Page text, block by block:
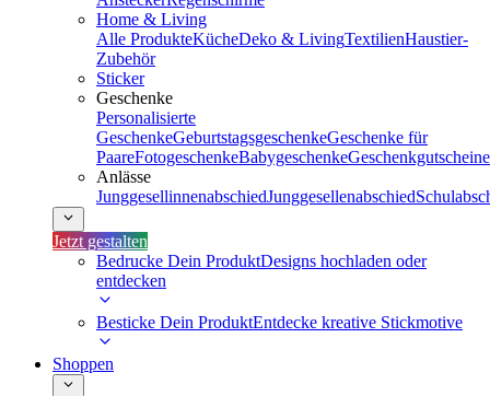
Home & Living
Alle ProdukteKücheDeko & LivingTextilienHaustier-
Zubehör
Sticker
Geschenke
Personalisierte
GeschenkeGeburtstagsgeschenkeGeschenke für
PaareFotogeschenkeBabygeschenkeGeschenkgutscheine
Anlässe
JunggesellinnenabschiedJunggesellenabschied
Jetzt gestalten
Bedrucke Dein ProduktDesigns hochladen oder
entdecken
Besticke Dein ProduktEntdecke kreative Stickmotive
Shoppen